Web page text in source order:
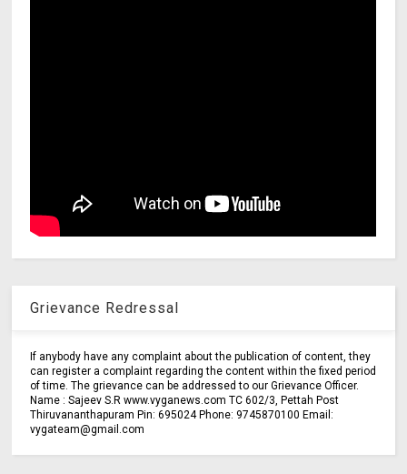
Grievance Redressal
If anybody have any complaint about the publication of content, they
can register a complaint regarding the content within the fixed period
of time. The grievance can be addressed to our Grievance Officer.
Name : Sajeev S.R www.vyganews.com TC 602/3, Pettah Post
Thiruvananthapuram Pin: 695024 Phone: 9745870100 Email:
vygateam@gmail.com